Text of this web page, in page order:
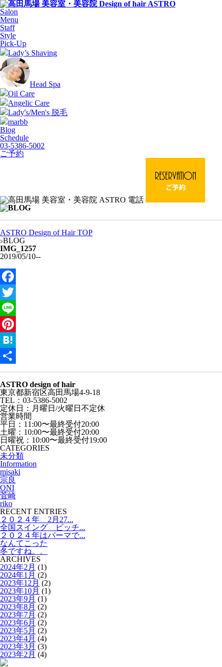
Salon
Menu
Staff
Style
Pick-Up
Lady’s Shaving
Head Spa
Oil Care
Angelic Care
Lady's/Men's 脱毛
marbb
Blog
Schedule
03-5386-5002
ご予約
ASTRO Design of Hair TOP
BLOG
IMG_1257
2019/05/10--
Facebook
Twitter
Line
Pinterest
Hatena
共
有
ASTRO design of hair
東京都新宿区高田馬場4-9-18
TEL：03-5386-5002
定休日：月曜日/火曜日不定休
営業時間
平日：11:00〜最終受付20:00
土曜：10:00〜最終受付20:00
日曜祝：10:00〜最終受付19:00
CATEGORIES
未分類
Information
misaki
宗良
ONI
菅崎
riko
RECENT ENTRIES
２０２４年 2月27...
全国スイング ピッチ...
２０２４年はパーマで...
なんてこった
冬ですね。。
ARCHIVES
2024年2月 (1)
2024年1月 (2)
2023年12月 (2)
2023年10月 (1)
2023年9月 (1)
2023年8月 (2)
2023年7月 (2)
2023年6月 (2)
2023年5月 (2)
2023年4月 (4)
2023年3月 (3)
2023年2月 (4)